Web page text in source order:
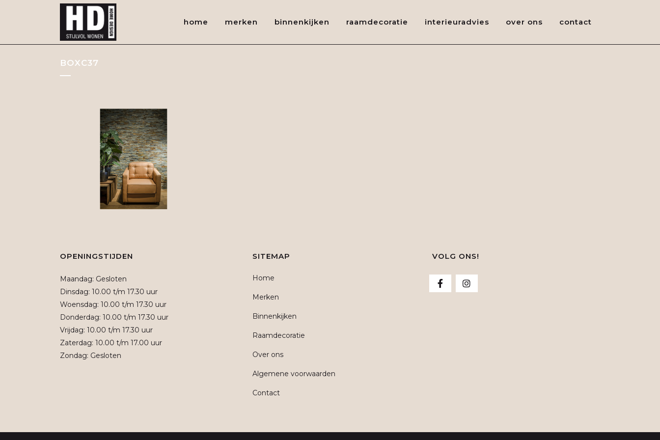
home merken binnenkijken raamdecoratie interieuradvies over ons contact
BOXC37
OPENINGSTIJDEN
Maandag: Gesloten
Dinsdag: 10.00 t/m 17.30 uur
Woensdag: 10.00 t/m 17.30 uur
Donderdag: 10.00 t/m 17.30 uur
Vrijdag: 10.00 t/m 17.30 uur
Zaterdag: 10.00 t/m 17.00 uur
Zondag: Gesloten
SITEMAP
Home
Merken
Binnenkijken
Raamdecoratie
Over ons
Algemene voorwaarden
Contact
VOLG ONS!